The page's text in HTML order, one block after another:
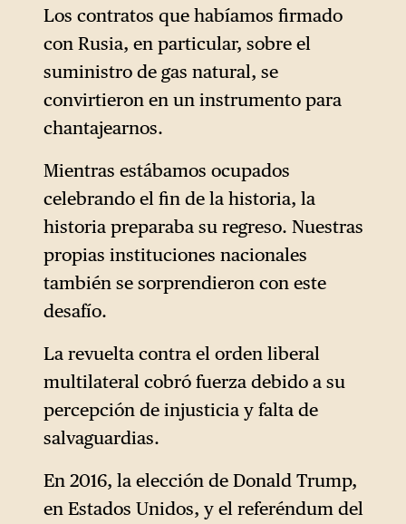
Los contratos que habíamos firmado
con Rusia, en particular, sobre el
suministro de gas natural, se
convirtieron en un instrumento para
chantajearnos.
Mientras estábamos ocupados
celebrando el fin de la historia, la
historia preparaba su regreso. Nuestras
propias instituciones nacionales
también se sorprendieron con este
desafío.
La revuelta contra el orden liberal
multilateral cobró fuerza debido a su
percepción de injusticia y falta de
salvaguardias.
En 2016, la elección de Donald Trump,
en Estados Unidos, y el referéndum del